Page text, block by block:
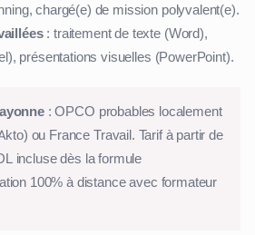
chargé(e) de mission polyvalent(e).
: traitement de texte (Word),
présentations visuelles (PowerPoint).
: OPCO probables localement
ou France Travail. Tarif à partir de
incluse dès la formule
100% à distance avec formateur